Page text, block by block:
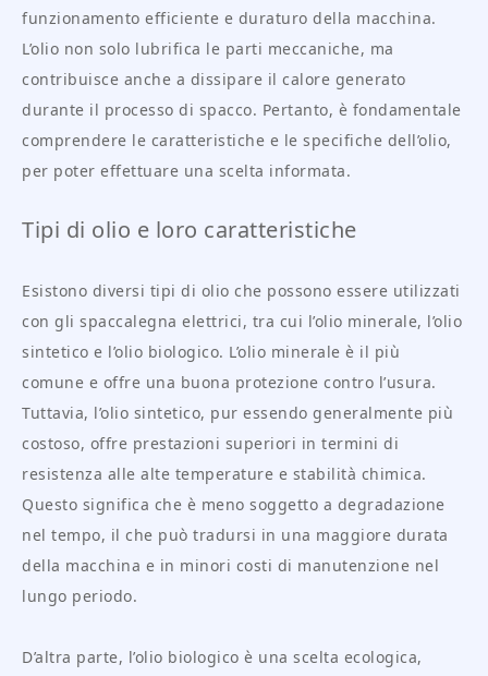
funzionamento efficiente e duraturo della macchina.
L’olio non solo lubrifica le parti meccaniche, ma
contribuisce anche a dissipare il calore generato
durante il processo di spacco. Pertanto, è fondamentale
comprendere le caratteristiche e le specifiche dell’olio,
per poter effettuare una scelta informata.
Tipi di olio e loro caratteristiche
Esistono diversi tipi di olio che possono essere utilizzati
con gli spaccalegna elettrici, tra cui l’olio minerale, l’olio
sintetico e l’olio biologico. L’olio minerale è il più
comune e offre una buona protezione contro l’usura.
Tuttavia, l’olio sintetico, pur essendo generalmente più
costoso, offre prestazioni superiori in termini di
resistenza alle alte temperature e stabilità chimica.
Questo significa che è meno soggetto a degradazione
nel tempo, il che può tradursi in una maggiore durata
della macchina e in minori costi di manutenzione nel
lungo periodo.
D’altra parte, l’olio biologico è una scelta ecologica,